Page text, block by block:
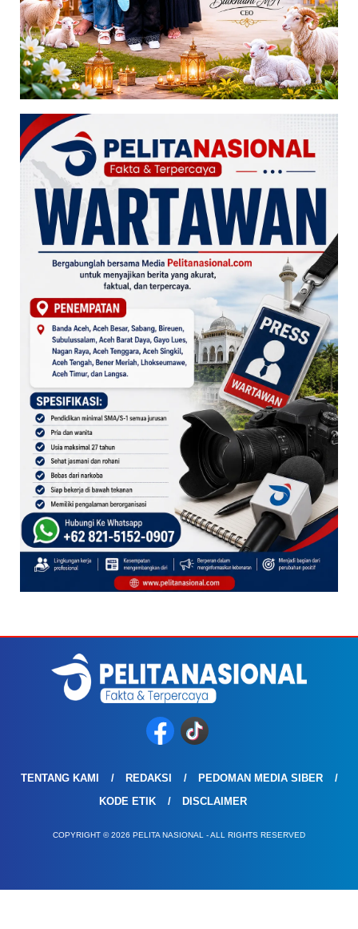
TENTANG KAMI REDAKSI
PEDOMAN MEDIA SIBER
KODE ETIK
DISCLAIMER
COPYRIGHT © 2026 PELITA NASIONAL - ALL RIGHTS RESERVED